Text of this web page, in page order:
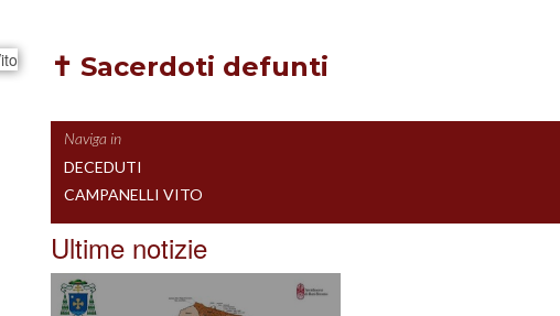
✝ Sacerdoti defunti
Naviga in
DECEDUTI
CAMPANELLI VITO
Ultime notizie